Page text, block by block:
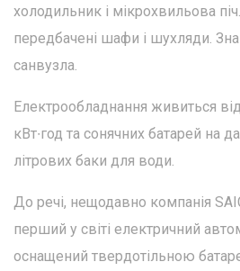
холодильник і мікрохвильова
передбачені шафи і шухляди.
санвузла.
Електрообладнання живиться
кВт∙год та сонячних батарей на
літрових баки для води.
До речі, нещодавно компанія
перший у світі електричний
оснащений твердотільною